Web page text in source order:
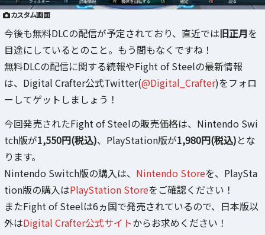
カスタム画面
今後も無料DLCの配信が予定されており、直近では旧正月を
目途にしているとのこと。もう間もなくですね！
無料DLCの配信に関する続報やFight of Steelの最新情報
は、Digital Crafter公式Twitter(@Digital_Crafter)をフォロ
ーしてゲットしましょう！
今回発売されたFight of Steelの販売価格は、Nintendo Swi
tch版が1,550円(税込)、PlayStation版が1,980円(税込)とな
ります。
Nintendo Switch版の購入は、 Nintendo Storeを、PlaySta
tion版の購入はPlayStation Storeをご確認ください！
またFight of Steelは6ヵ国で発売されているので、日本版以
外はDigital Crafter公式サイトからお求めください！